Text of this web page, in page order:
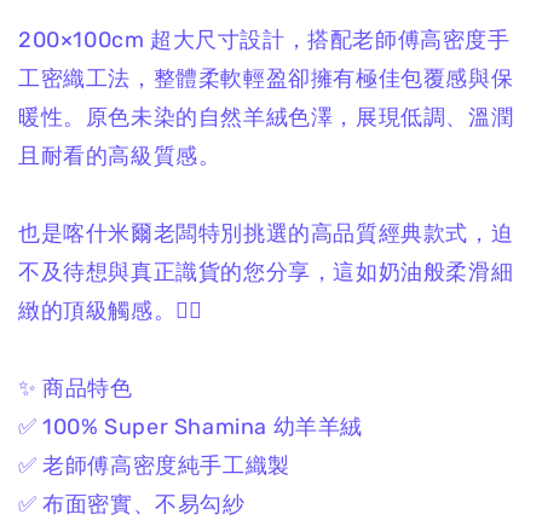
200×100cm 超大尺寸設計，搭配老師傅高密度手
工密織工法， 整體柔軟輕盈卻擁有極佳包覆感與保
暖性。 原色未染的自然羊絨色澤， 展現低調、溫潤
且耐看的高級質感。
也是喀什米爾老闆特別挑選的高品質經典款式， 迫
不及待想與真正識貨的您分享，這如奶油般柔滑細
緻的頂級觸感。❤️‍🔥
✨ 商品特色
✅ 100% Super Shamina 幼羊羊絨
✅ 老師傅高密度純手工織製
✅ 布面密實、不易勾紗